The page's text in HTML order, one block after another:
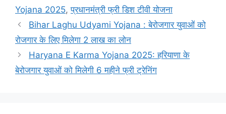
Yojana 2025,प्रधानमंत्री फ्री डिश टीवी योजना
Bihar Laghu Udyami Yojana : बेरोजगार युवाओं को
रोजगार के लिए मिलेगा 2 लाख का लोन
Haryana E Karma Yojana 2025: हरियाणा के
बेरोजगार युवाओं को मिलेगी 6 महीने फ्री ट्रेनिंग